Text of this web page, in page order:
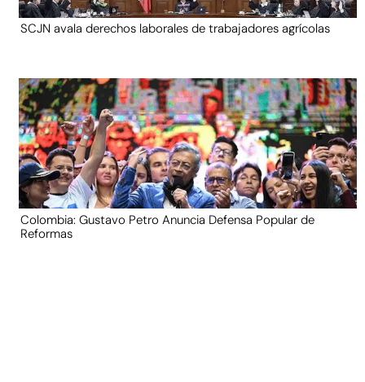
SCJN avala derechos laborales de trabajadores agrícolas
Colombia: Gustavo Petro Anuncia Defensa Popular de
Reformas